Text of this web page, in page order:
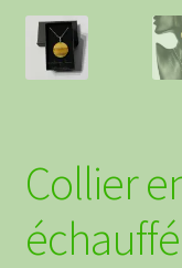
Collier